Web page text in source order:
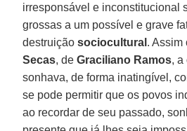
irresponsável e inconstitucional
grossas a um possível e grave
destruiçãosociocultural .
Secas, deGraciliano Ramos, a
sonhava, de forma inatingível,
se pode permitir que os povos
ao recordar de seu passado,